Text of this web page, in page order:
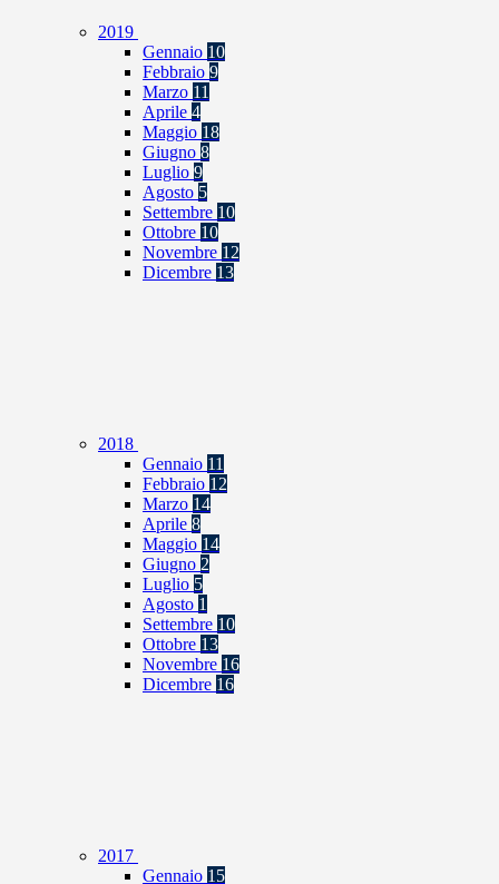
2019
Gennaio 10
Febbraio 9
Marzo 11
Aprile 4
Maggio 18
Giugno 8
Luglio 9
Agosto 5
Settembre 10
Ottobre 10
Novembre 12
Dicembre 13
2018
Gennaio 11
Febbraio 12
Marzo 14
Aprile 8
Maggio 14
Giugno 2
Luglio 5
Agosto 1
Settembre 10
Ottobre 13
Novembre 16
Dicembre 16
2017
Gennaio 15